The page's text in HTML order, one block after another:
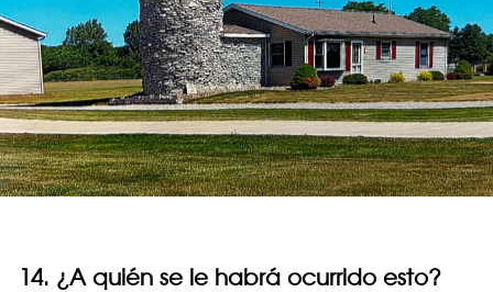
14. ¿A quién se le habrá ocurrido esto?